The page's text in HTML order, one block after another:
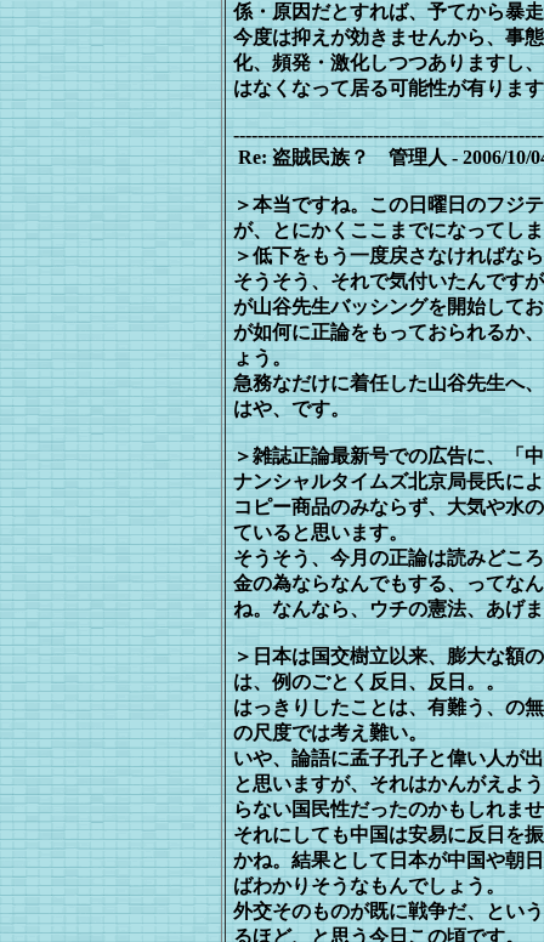
係・原因だとすれば、予てから暴
今度は抑えが効きませんから、事
化、頻発・激化しつつありますし
はなくなって居る可能性が有りま
Re: 盗賊民族？ 管理人 - 2006/10/
＞本当ですね。この日曜日のフジ
が、とにかくここまでになってし
＞低下をもう一度戻さなければ
そうそう、それで気付いたんです
が山谷先生バッシングを開始して
が如何に正論をもっておられるか
ょう。
急務なだけに着任した山谷先生へ
はや、です。
＞雑誌正論最新号での広告に、「
ナンシャルタイムズ北京局長氏に
コピー商品のみならず、大気や水
ていると思います。
そうそう、今月の正論は読みどこ
金の為ならなんでもする、ってな
ね。なんなら、ウチの憲法、あげ
＞日本は国交樹立以来、膨大な額
は、例のごとく反日、反日。。
はっきりしたことは、有難う、の
の尺度では考え難い。
いや、論語に孟子孔子と偉い人が
と思いますが、それはかんがえよ
らない国民性だったのかもしれま
それにしても中国は安易に反日を
かね。結果として日本が中国や朝
ばわかりそうなもんでしょう。
外交そのものが既に戦争だ、とい
るほど、と思う今日この頃です。